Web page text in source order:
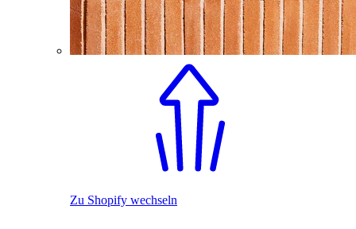
Zu Shopify wechseln